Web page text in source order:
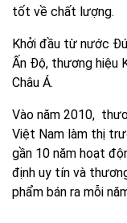
tốt về chất lượng.
Khởi đầu từ nước
Ấn Độ, thương hiệu
Châu Á.
Vào năm 2010,
Việt Nam làm thị
gần 10 năm hoạt
định uy tín và
phẩm bán ra mỗi